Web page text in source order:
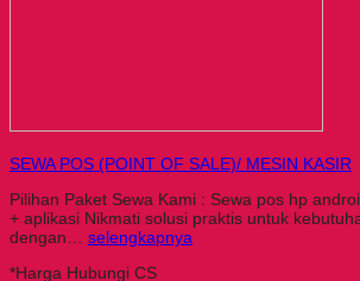
SEWA POS (POINT OF SALE)/ MESIN KASIR
Pilihan Paket Sewa Kami : Sewa pos hp
+ aplikasi Nikmati solusi praktis untuk
dengan… selengkapnya
*Harga Hubungi CS